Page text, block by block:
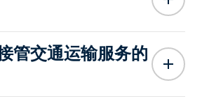
管交通运输服务的